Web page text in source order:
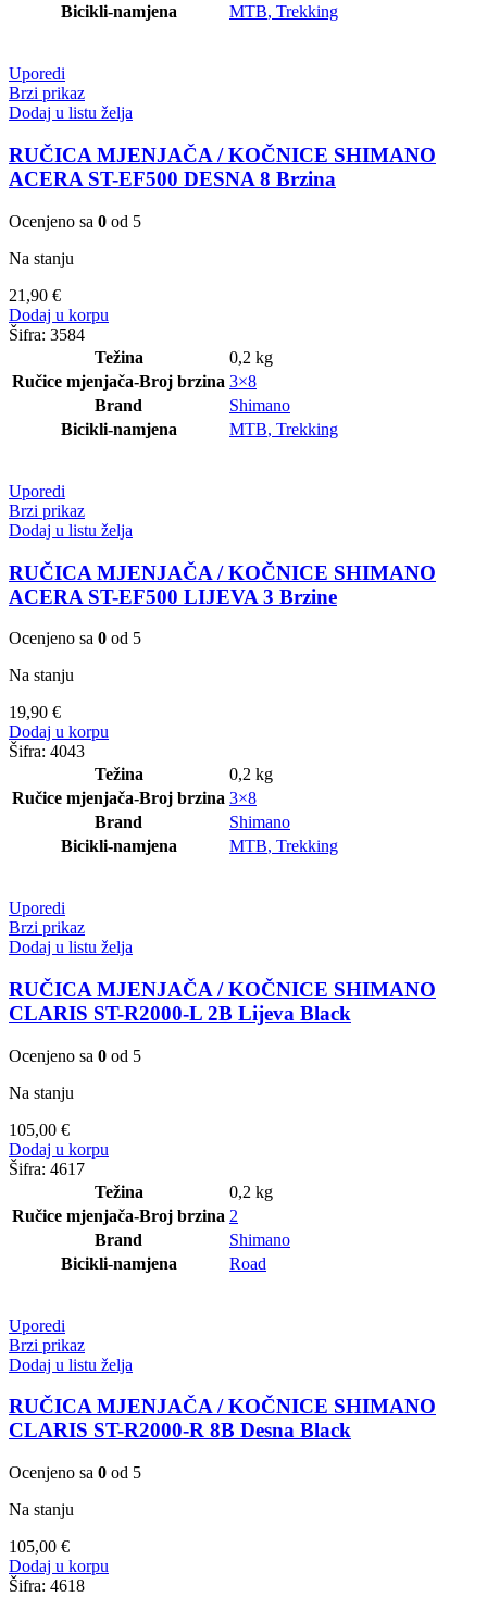
Bicikli-namjena MTB, Trekking
Uporedi
Brzi prikaz
Dodaj u listu želja
RUČICA MJENJAČA / KOČNICE SHIMANO
ACERA ST-EF500 DESNA 8 Brzina
Ocenjeno sa 0 od 5
Na stanju
21,90 €
Dodaj u korpu
Šifra: 3584
Težina
0,2 kg
Ručice mjenjača-Broj brzina 3×8
Brand
Shimano
Bicikli-namjena
MTB, Trekking
Uporedi
Brzi prikaz
Dodaj u listu želja
RUČICA MJENJAČA / KOČNICE SHIMANO
ACERA ST-EF500 LIJEVA 3 Brzine
Ocenjeno sa 0 od 5
Na stanju
19,90 €
Dodaj u korpu
Šifra: 4043
Težina
0,2 kg
Ručice mjenjača-Broj brzina 3×8
Brand
Shimano
Bicikli-namjena
MTB, Trekking
Uporedi
Brzi prikaz
Dodaj u listu želja
RUČICA MJENJAČA / KOČNICE SHIMANO
CLARIS ST-R2000-L 2B Lijeva Black
Ocenjeno sa 0 od 5
Na stanju
105,00 €
Dodaj u korpu
Šifra: 4617
Težina
0,2 kg
Ručice mjenjača-Broj brzina 2
Brand
Shimano
Bicikli-namjena
Road
Uporedi
Brzi prikaz
Dodaj u listu želja
RUČICA MJENJAČA / KOČNICE SHIMANO
CLARIS ST-R2000-R 8B Desna Black
Ocenjeno sa 0 od 5
Na stanju
105,00 €
Dodaj u korpu
Šifra: 4618